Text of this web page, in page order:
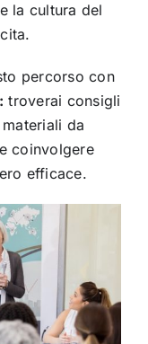
la cultura del
percorso con
troverai consigli
da
coinvolgere
efficace.